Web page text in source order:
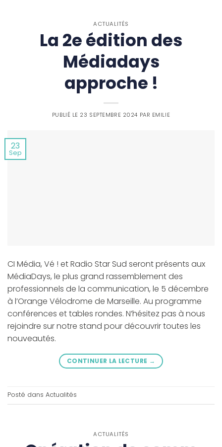
ACTUALITÉS
La 2e édition des
Médiadays
approche !
PUBLIÉ LE 23 SEPTEMBRE 2024 PAR EMILIE
23
Sep
CI Média, Vé ! et Radio Star Sud seront présents aux
MédiaDays, le plus grand rassemblement des
professionnels de la communication, le 5 décembre
à l’Orange Vélodrome de Marseille. Au programme
conférences et tables rondes. N’hésitez pas à nous
rejoindre sur notre stand pour découvrir toutes les
nouveautés.
CONTINUER LA LECTURE →
Posté dans Actualités
ACTUALITÉS